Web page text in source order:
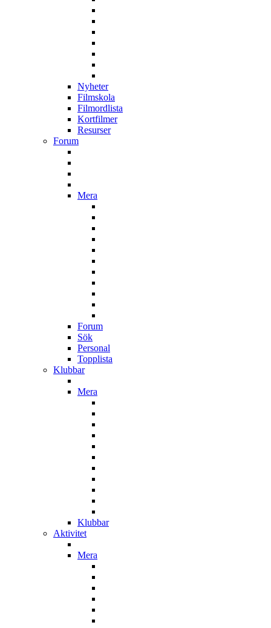
Nyheter
Filmskola
Filmordlista
Kortfilmer
Resurser
Forum
Mera
Forum
Sök
Personal
Topplista
Klubbar
Mera
Klubbar
Aktivitet
Mera